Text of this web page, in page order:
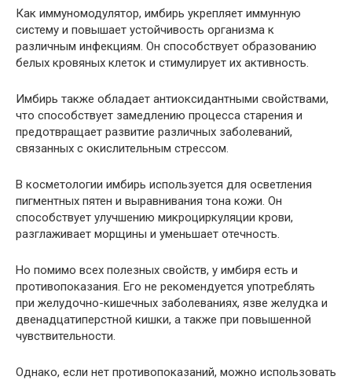
Как иммуномодулятор, имбирь укрепляет иммунную
систему и повышает устойчивость организма к
различным инфекциям. Он способствует образованию
белых кровяных клеток и стимулирует их активность.
Имбирь также обладает антиоксидантными свойствами,
что способствует замедлению процесса старения и
предотвращает развитие различных заболеваний,
связанных с окислительным стрессом.
В косметологии имбирь используется для осветления
пигментных пятен и выравнивания тона кожи. Он
способствует улучшению микроциркуляции крови,
разглаживает морщины и уменьшает отечность.
Но помимо всех полезных свойств, у имбиря есть и
противопоказания. Его не рекомендуется употреблять
при желудочно-кишечных заболеваниях, язве желудка и
двенадцатиперстной кишки, а также при повышенной
чувствительности.
Однако, если нет противопоказаний, можно использовать